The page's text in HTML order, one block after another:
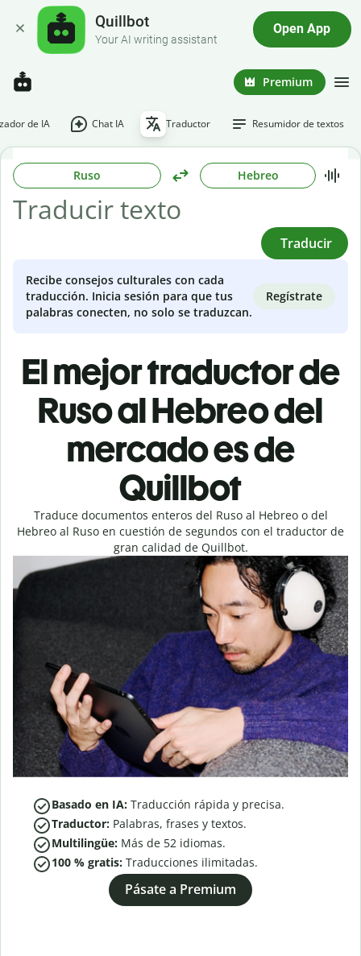
Quillbot
Your AI writing assistant
Open App
Premium
de IA Chat IA Traductor Resumidor de textos
Ruso Hebreo
Traducir
Recibe consejos culturales con cada
traducción. Inicia sesión para que tus
palabras conecten, no solo se traduzcan.
Regístrate
El mejor traductor de
Ruso al Hebreo del
mercado es de
Quillbot
Traduce documentos enteros del Ruso al Hebreo o del
Hebreo al Ruso en cuestión de segundos con el traductor de
gran calidad de Quillbot.
Basado en IA: Traducción rápida y precisa.
Traductor: Palabras, frases y textos.
Multilingüe: Más de 52 idiomas.
100 % gratis: Traducciones ilimitadas.
Pásate a Premium